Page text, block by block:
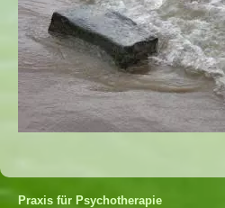
Praxis für Psychotherapie